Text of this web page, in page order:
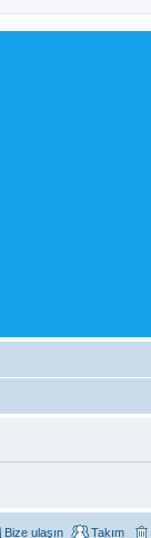
Takım
Bize ulaşın